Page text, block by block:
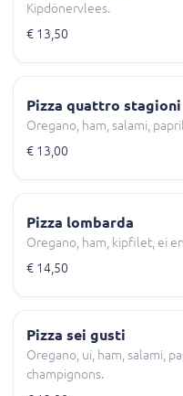
Kipdönervlees.
€ 13,50
Pizza quattro stagioni
Oregano, ham, salami,
€ 13,00
Pizza lombarda
Oregano, ham, kipfilet, ei
€ 14,50
Pizza sei gusti
Oregano, ui, ham, salami,
champignons.